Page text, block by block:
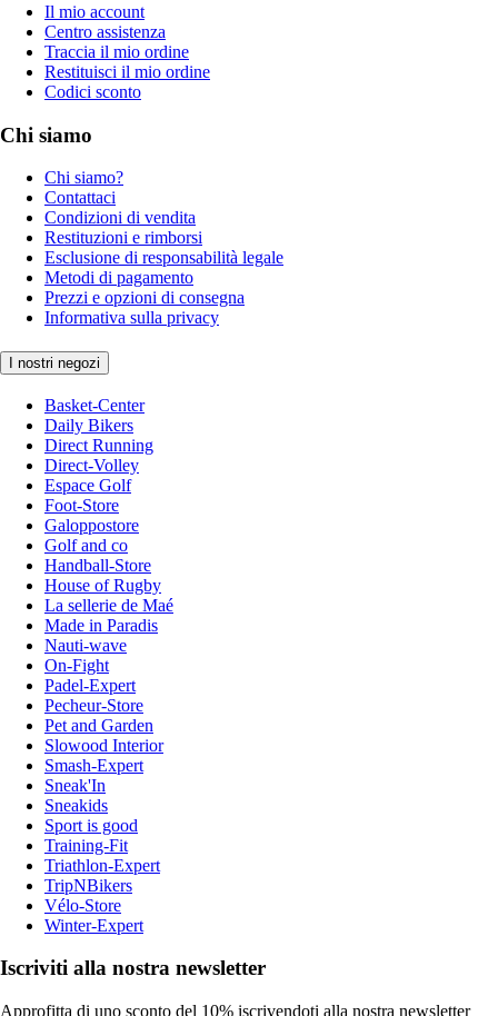
Il mio account
Centro assistenza
Traccia il mio ordine
Restituisci il mio ordine
Codici sconto
Chi siamo
Chi siamo?
Contattaci
Condizioni di vendita
Restituzioni e rimborsi
Esclusione di responsabilità legale
Metodi di pagamento
Prezzi e opzioni di consegna
Informativa sulla privacy
I nostri negozi
Basket-Center
Daily Bikers
Direct Running
Direct-Volley
Espace Golf
Foot-Store
Galoppostore
Golf and co
Handball-Store
House of Rugby
La sellerie de Maé
Made in Paradis
Nauti-wave
On-Fight
Padel-Expert
Pecheur-Store
Pet and Garden
Slowood Interior
Smash-Expert
Sneak'In
Sneakids
Sport is good
Training-Fit
Triathlon-Expert
TripNBikers
Vélo-Store
Winter-Expert
Iscriviti alla nostra newsletter
Approfitta di uno sconto del 10% iscrivendoti alla nostra newsletter